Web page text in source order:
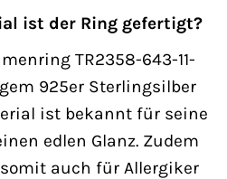
ist der Ring gefertigt?
TR2358-643-11-
925er Sterlingsilber
ist bekannt für seine
edlen Glanz. Zudem
auch für Allergiker